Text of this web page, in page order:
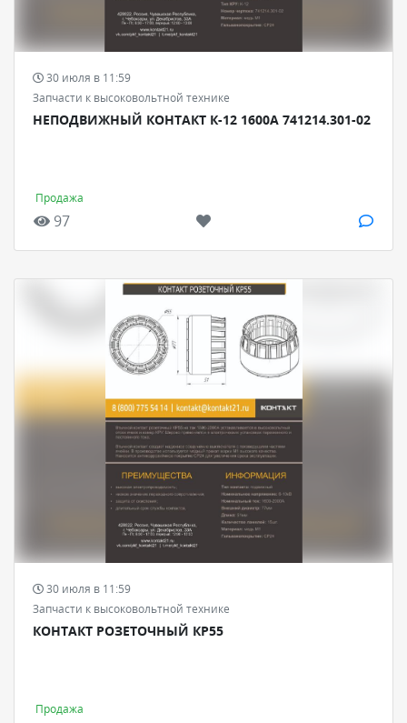
30 июля в 11:59
Запчасти к высоковольтной технике
НЕПОДВИЖНЫЙ КОНТАКТ К-12 1600А 741214.301-02
Продажа
97
30 июля в 11:59
Запчасти к высоковольтной технике
КОНТАКТ РОЗЕТОЧНЫЙ КР55
Продажа